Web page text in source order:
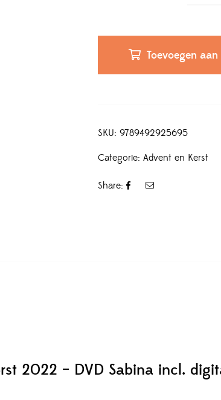
Toevoegen
SKU: 9789492925695
Categorie: Advent en Kerst
Share:
2022 – DVD Sabina incl.